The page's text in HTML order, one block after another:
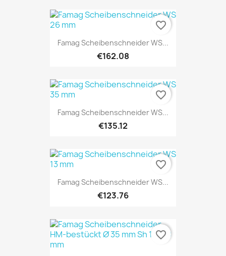
Famag Scheibenschneider WS...
€162.08
favorite_border
Famag Scheibenschneider WS...
€135.12
favorite_border
Famag Scheibenschneider WS...
€123.76
favorite_border
favorite_border